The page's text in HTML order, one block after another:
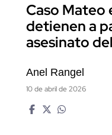
Caso Mateo
detienen a
asesinato
Anel Rangel
10 de abril de 2026